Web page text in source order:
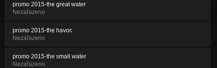
promo 2015-the great water
Nezařazeno
promo 2015-the havoc
Nezařazeno
promo 2015-the small water
Nezařazeno